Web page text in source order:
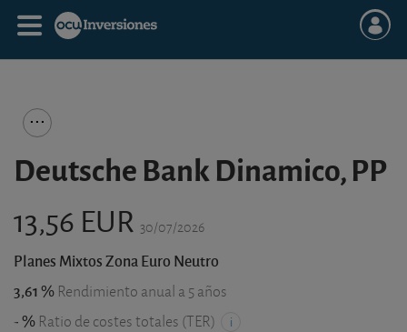
Deutsche Bank Dinamico, PP
13,56 EUR 30/07/2026
Planes Mixtos Zona Euro Neutro
3,61 % Rendimiento anual a 5 años
- % Ratio de costes totales (TER)